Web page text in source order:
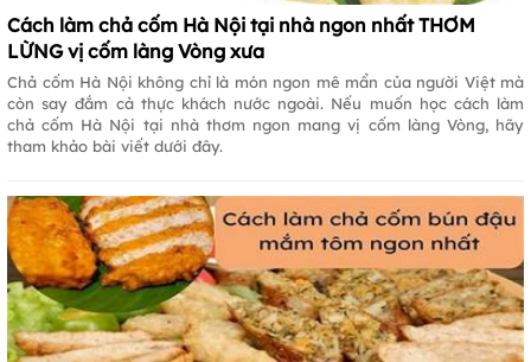
Cách làm chả cốm Hà Nội tại nhà ngon nhất THƠM
LỪNG vị cốm làng Vòng xưa
Chả cốm Hà Nội không chỉ là món ngon mê mẩn của người Việt mà
còn say đắm cả thực khách nước ngoài. Nếu muốn học cách làm
chả cốm Hà Nội tại nhà thơm ngon mang vị cốm làng Vòng, hãy
tham khảo bài viết dưới đây.